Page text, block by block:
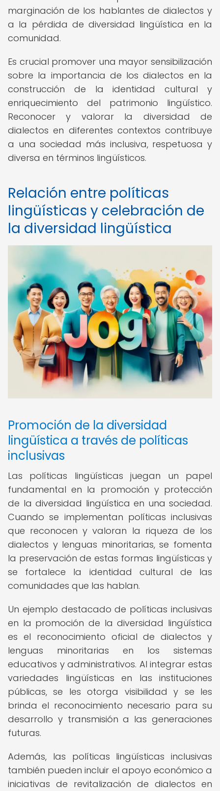
marginación de los hablantes de dialectos y
a la pérdida de diversidad lingüística en la
comunidad.
Es crucial promover una mayor sensibilización
sobre la importancia de los dialectos en la
construcción de la identidad cultural y
enriquecimiento del patrimonio lingüístico.
Reconocer y valorar la diversidad de
dialectos en diferentes contextos contribuye
a una sociedad más inclusiva, respetuosa y
diversa en términos lingüísticos.
Relación entre políticas
lingüísticas y celebración de
la diversidad lingüística
Promoción de la diversidad
lingüística a través de políticas
inclusivas
Las políticas lingüísticas juegan un papel
fundamental en la promoción y protección
de la diversidad lingüística en una sociedad.
Cuando se implementan políticas inclusivas
que reconocen y valoran la riqueza de los
dialectos y lenguas minoritarias, se fomenta
la preservación de estas formas lingüísticas y
se fortalece la identidad cultural de las
comunidades que las hablan.
Un ejemplo destacado de políticas inclusivas
en la promoción de la diversidad lingüística
es el reconocimiento oficial de dialectos y
lenguas minoritarias en los sistemas
educativos y administrativos. Al integrar estas
variedades lingüísticas en las instituciones
públicas, se les otorga visibilidad y se les
brinda el reconocimiento necesario para su
desarrollo y transmisión a las generaciones
futuras.
Además, las políticas lingüísticas inclusivas
también pueden incluir el apoyo económico a
iniciativas de revitalización de dialectos en